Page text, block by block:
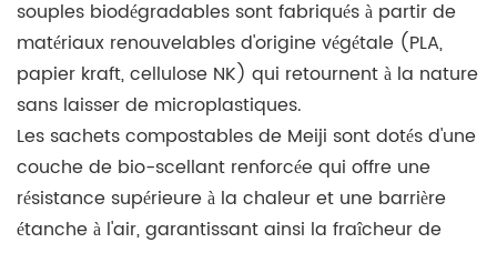
souples biodégradables sont fabriqués à partir de
matériaux renouvelables d'origine végétale (PLA,
papier kraft, cellulose NK) qui retournent à la nature
sans laisser de microplastiques.
Les sachets compostables de Meiji sont dotés d'une
couche de bio-scellant renforcée qui offre une
résistance supérieure à la chaleur et une barrière
étanche à l'air, garantissant ainsi la fraîcheur de